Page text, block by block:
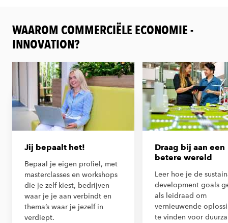
WAAROM COMMERCIËLE ECONOMIE -
INNOVATION?
Jij bepaalt het!
Bepaal je eigen profiel, met
masterclasses en workshops
die je zelf kiest, bedrijven
waar je je aan verbindt en
thema’s waar je jezelf in
verdiept.
Draag bij aan een
betere wereld
Leer hoe je de
development goals
als leidraad om
vernieuwende
te vinden voor